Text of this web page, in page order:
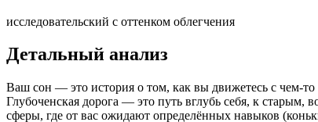
исследовательский с оттенком облегчения
Детальный анализ
Ваш сон — это история о том, как вы движетесь с чем-
Глубоченская дорога — это путь вглубь себя, к
сферы, где от вас ожидают определённых навыков